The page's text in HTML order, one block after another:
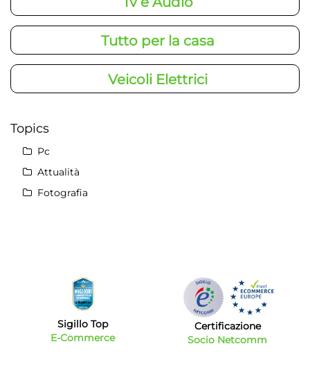
Tutto per la casa
Veicoli Elettrici
Topics
Pc
Attualità
Fotografia
Sigillo Top
E-Commerce
Certificazione
Socio Netcomm